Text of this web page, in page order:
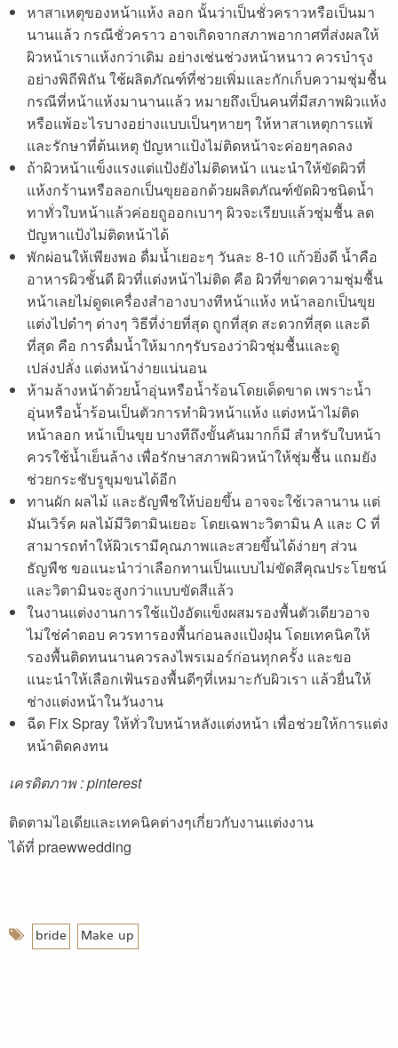
หาสาเหตุของหน้าแห้ง ลอก นั้นว่าเป็นชั่วคราวหรือเป็นมา
นานแล้ว กรณีชั่วคราว อาจเกิดจากสภาพอากาศที่ส่งผลให้
ผิวหน้าเราแห้งกว่าเดิม อย่างเช่นช่วงหน้าหนาว ควรบำรุง
อย่างพิถีพิถัน ใช้ผลิตภัณฑ์ที่ช่วยเพิ่มและกักเก็บความชุ่มชื้น
กรณีที่หน้าแห้งมานานแล้ว หมายถึงเป็นคนที่มีสภาพผิวแห้ง
หรือแพ้อะไรบางอย่างแบบเป็นๆหายๆ ให้หาสาเหตุการแพ้
และรักษาที่ต้นเหตุ ปัญหาแป้งไม่ติดหน้าจะค่อยๆลดลง
ถ้าผิวหน้าแข็งแรงแต่แป้งยังไม่ติดหน้า แนะนำให้ขัดผิวที่
แห้งกร้านหรือลอกเป็นขุยออกด้วยผลิตภัณฑ์ขัดผิวชนิดน้ำ
ทาทั่วใบหน้าแล้วค่อยถูออกเบาๆ ผิวจะเรียบแล้วชุ่มชื้น ลด
ปัญหาแป้งไม่ติดหน้าได้
พักผ่อนให้เพียงพอ ดื่มน้ำเยอะๆ วันละ 8-10 แก้วยิ่งดี น้ำคือ
อาหารผิวชั้นดี ผิวที่แต่งหน้าไม่ติด คือ ผิวที่ขาดความชุ่มชื้น
หน้าเลยไม่ดูดเครื่องสำอางบางทีหน้าแห้ง หน้าลอกเป็นขุย
แต่งไปดำๆ ด่างๆ วิธีที่ง่ายที่สุด ถูกที่สุด สะดวกที่สุด และดี
ที่สุด คือ การดื่มน้ำให้มากๆรับรองว่าผิวชุ่มชื้นและดู
เปล่งปลั่ง แต่งหน้าง่ายแน่นอน
ห้ามล้างหน้าด้วยน้ำอุ่นหรือน้ำร้อนโดยเด็ดขาด เพราะน้ำ
อุ่นหรือน้ำร้อนเป็นตัวการทำผิวหน้าแห้ง แต่งหน้าไม่ติด
หน้าลอก หน้าเป็นขุย บางทีถึงขั้นคันมากก็มี สำหรับใบหน้า
ควรใช้น้ำเย็นล้าง เพื่อรักษาสภาพผิวหน้าให้ชุ่มชื้น แถมยัง
ช่วยกระชับรูขุมขนได้อีก
ทานผัก ผลไม้ และธัญพืชให้บ่อยขึ้น อาจจะใช้เวลานาน แต่
มันเวิร์ค ผลไม้มีวิตามินเยอะ โดยเฉพาะวิตามิน A และ C ที่
สามารถทำให้ผิวเรามีคุณภาพและสวยขึ้นได้ง่ายๆ ส่วน
ธัญพืช ขอแนะนำว่าเลือกทานเป็นแบบไม่ขัดสีคุณประโยชน์
และวิตามินจะสูงกว่าแบบขัดสีแล้ว
ในงานแต่งงานการใช้แป้งอัดแข็งผสมรองพื้นตัวเดียวอาจ
ไม่ใช่คำตอบ ควรทารองพื้นก่อนลงแป้งฝุ่น โดยเทคนิคให้
รองพื้นติดทนนานควรลงไพรเมอร์ก่อนทุกครั้ง และขอ
แนะนำให้เลือกเฟ้นรองพื้นดีๆที่เหมาะกับผิวเรา แล้วยื่นให้
ช่างแต่งหน้าในวันงาน
ฉีด Fix Spray ให้ทั่วใบหน้าหลังแต่งหน้า เพื่อช่วยให้การแต่ง
หน้าติดคงทน
เครดิตภาพ : pinterest
ติดตามไอเดียและเทคนิคต่างๆเกี่ยวกับงานแต่งงาน
ได้ที่ praewwedding
bride Make up